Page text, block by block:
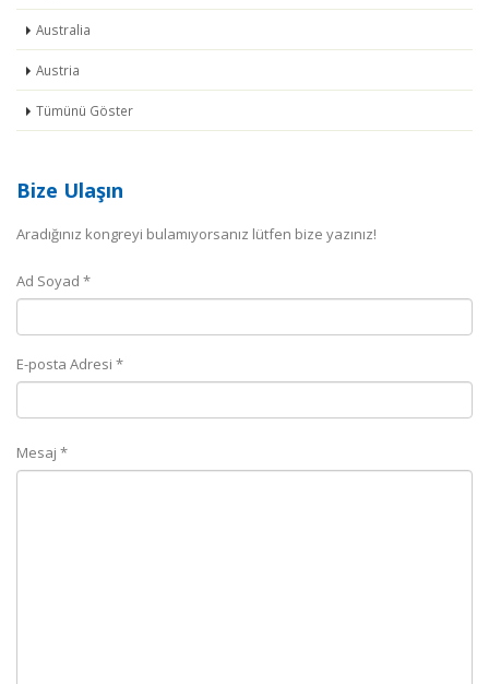
Australia
Austria
Tümünü Göster
Bize Ulaşın
Aradığınız kongreyi bulamıyorsanız lütfen bize yazınız!
Ad Soyad *
E-posta Adresi *
Mesaj *